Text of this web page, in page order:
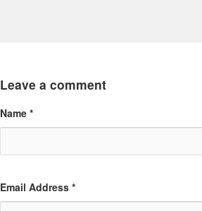
Leave a comment
Name *
Email Address *